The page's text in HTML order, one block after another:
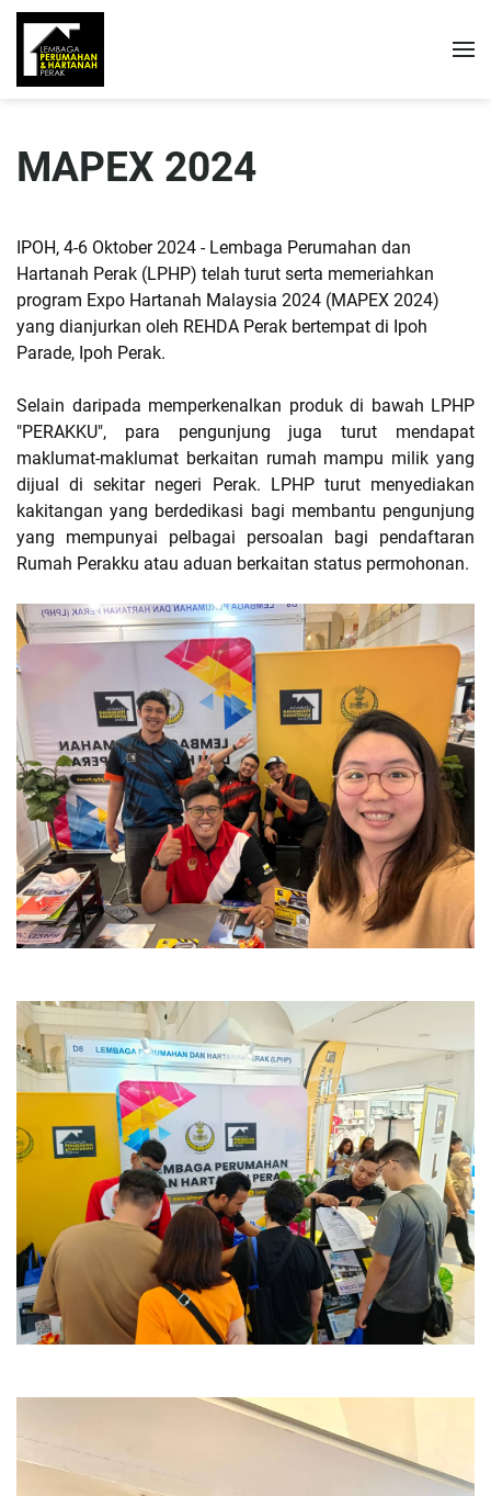
MAPEX 2024
IPOH, 4-6 Oktober 2024 - Lembaga Perumahan dan
Hartanah Perak (LPHP) telah turut serta memeriahkan
program Expo Hartanah Malaysia 2024 (MAPEX 2024)
yang dianjurkan oleh REHDA Perak bertempat di Ipoh
Parade, Ipoh Perak.
Selain daripada memperkenalkan produk di bawah LPHP
"PERAKKU", para pengunjung juga turut mendapat
maklumat-maklumat berkaitan rumah mampu milik yang
dijual di sekitar negeri Perak. LPHP turut menyediakan
kakitangan yang berdedikasi bagi membantu pengunjung
yang mempunyai pelbagai persoalan bagi pendaftaran
Rumah Perakku atau aduan berkaitan status permohonan.